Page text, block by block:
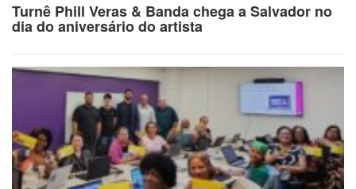
Turnê Phill Veras & Banda chega a Salvador no
dia do aniversário do artista